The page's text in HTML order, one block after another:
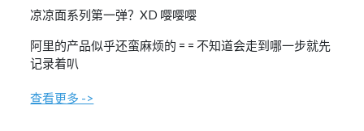
凉凉面系列第一弹？XD 嘤嘤嘤
阿里的产品似乎还蛮麻烦的 = = 不知道会走到哪一步就先
记录着叭
查看更多 ->